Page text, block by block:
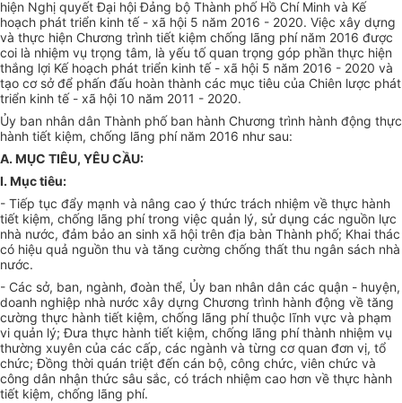
hiện Nghị quyết Đại hội Đảng bộ Thành phố Hồ Chí Minh và Kế
hoạch phát triển kinh tế - xã hội 5 năm 2016 - 2020. Việc xây dựng
và thực hiện Chương trình tiết kiệm chống lãng phí năm 2016 được
coi là nhiệm vụ trọng tâm, là yếu tố quan trọng góp phần thực hiện
thắng lợi Kế hoạch phát triển kinh tế - xã hội 5 năm 2016 - 2020 và
tạo cơ sở để phấn đấu hoàn thành các mục tiêu của Chiên lược phát
triển kinh tế - xã hội 10 năm 2011 - 2020.
Ủy ban nhân dân Thành phố ban hành Chương trình hành động thực
hành tiết kiệm, chống lãng phí năm 2016 như sau:
A. MỤC TIÊU, YÊU CẦU:
I. Mục tiêu:
- Tiếp tục đẩy mạnh và nâng cao ý thức trách nhiệm về thực hành
tiết kiệm, chống lãng phí trong việc quản lý, sử dụng các nguồn lực
nhà nước, đảm bảo an sinh xã hội trên địa bàn Thành phố; Khai thác
có hiệu quả nguồn thu và tăng cường chống thất thu ngân sách nhà
nước.
- Các sở, ban, ngành, đoàn thể, Ủy ban nhân dân các quận - huyện,
doanh nghiệp nhà nước xây dựng Chương trình hành động về tăng
cường thực hành tiết kiệm, chống lãng phí thuộc lĩnh vực và phạm
vi quản lý; Đưa thực hành tiết kiệm, chống lãng phí thành nhiệm vụ
thường xuyên của các cấp, các ngành và từng cơ quan đơn vị, tổ
chức; Đồng thời quán triệt đến cán bộ, công chức, viên chức và
công dân nhận thức sâu sắc, có trách nhiệm cao hơn về thực hành
tiết kiệm, chống lãng phí.